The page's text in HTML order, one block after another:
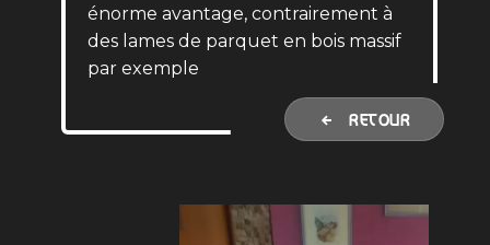
énorme avantage, contrairement à
des lames de parquet en bois massif
par exemple
RETOUR